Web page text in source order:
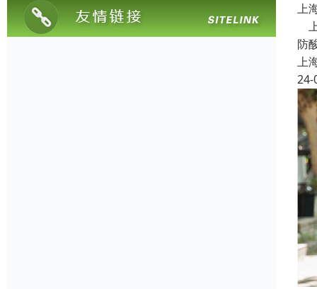
上
防
上
24-